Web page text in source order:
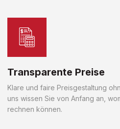
Transparente Preise
Klare und faire Preisgestaltung
uns wissen Sie von Anfang an,
rechnen können.